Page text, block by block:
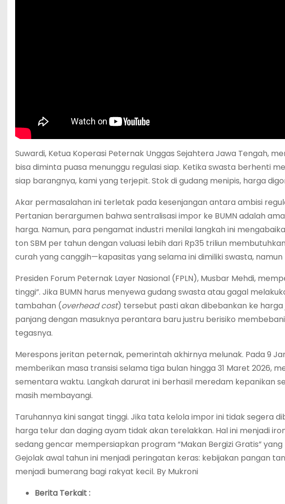
Suwardi, Ketua Koperasi Peternak Unggas Sejahtera Jawa Tengah,
bisa diminta puasa menunggu regulasi siap. Ketika swasta berhenti
siap barangnya, kami yang terjepit. Stok di gudang menipis, harga
Akar permasalahan ini terletak pada kesenjangan antara ambisi
Pertanian berargumen bahwa sentralisasi impor ke BUMN adalah
harga. Namun, para pengamat industri menilai langkah ini
ton SBM per tahun dengan valuasi lebih dari Rp35 triliun
curah yang canggih—kapasitas yang selama ini dimiliki swasta,
Presiden Forum Peternak Layer Nasional (FPLN), Musbar Mehdi,
tinggi”. Jika BUMN harus menyewa gudang swasta atau gagal
tambahan (overhead cost) tersebut pasti akan dibebankan ke
panjang dengan masuknya perantara baru justru berisiko
tegasnya.
Merespons jeritan peternak, pemerintah akhirnya melunak. Pada 9
memberikan masa transisi selama tiga bulan hingga 31 Maret 2026,
sementara waktu. Langkah darurat ini berhasil meredam kepanikan
masih membayangi.
Taruhannya kini sangat tinggi. Jika tata kelola impor ini tidak segera
harga telur dan daging ayam tidak akan terelakkan. Hal ini menjadi
sedang gencar mempersiapkan program “Makan Bergizi Gratis”
Gejolak awal tahun ini menjadi peringatan keras: kebijakan pangan
menjadi bumerang bagi rakyat kecil. By Mukroni
Berita Terkait :